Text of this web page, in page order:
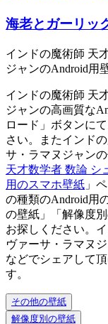
海老とガーリッ
インドの魔術師 天
ジャンのAndroid用
インドの魔術師 天
ジャンの高画質な
ロード」ボタンに
さい。またインド
サ・ラマヌジャン
天才数学者 数論 シ
用のスマホ壁紙 」
の種類のAndroid用
の壁紙」「解像度
お探しください。
ヴァーサ・ラマヌ
などでシェアして
す。
その他の壁紙
解像度別の壁紙